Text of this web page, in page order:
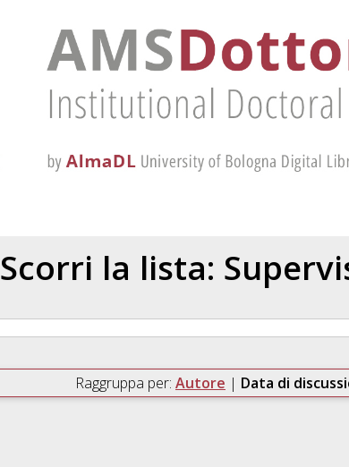
Scorri la lista:
Raggruppa per: Autore | Data di